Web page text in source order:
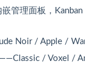
管理面板，
Noir / Apple /
/ Voxel /